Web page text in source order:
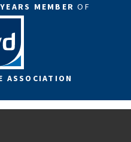
MEMBEROF
ASSOCIATION